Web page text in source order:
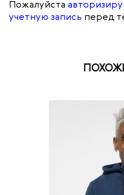
Пожалуйста
учетную запись перед